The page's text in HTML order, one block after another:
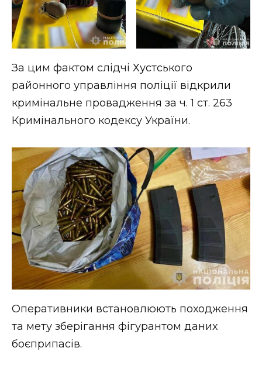
За цим фактом слідчі Хустського
районного управління поліції відкрили
кримінальне провадження за ч. 1 ст. 263
Кримінального кодексу України.
Оперативники встановлюють походження
та мету зберігання фігурантом даних
боєприпасів.